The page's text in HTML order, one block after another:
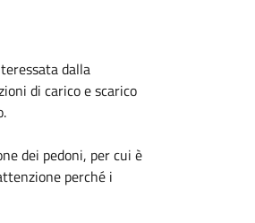
dalla
di carico e scarico
dei pedoni, per cui è
perché i